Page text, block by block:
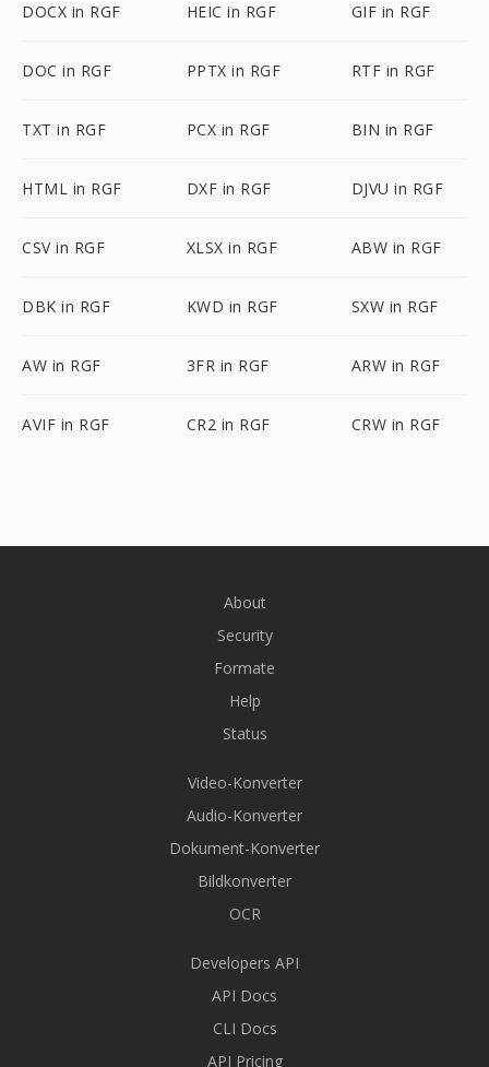
DOCX in RGF HEIC in RGF GIF in RGF
DOC in RGF PPTX in RGF RTF in RGF
TXT in RGF PCX in RGF BIN in RGF
HTML in RGF DXF in RGF DJVU in RGF
CSV in RGF XLSX in RGF ABW in RGF
DBK in RGF KWD in RGF SXW in RGF
AW in RGF 3FR in RGF ARW in RGF
AVIF in RGF CR2 in RGF CRW in RGF
About
Security
Formate
Help
Status
Video-Konverter
Audio-Konverter
Dokument-Konverter
Bildkonverter
OCR
Developers API
API Docs
CLI Docs
API Pricing